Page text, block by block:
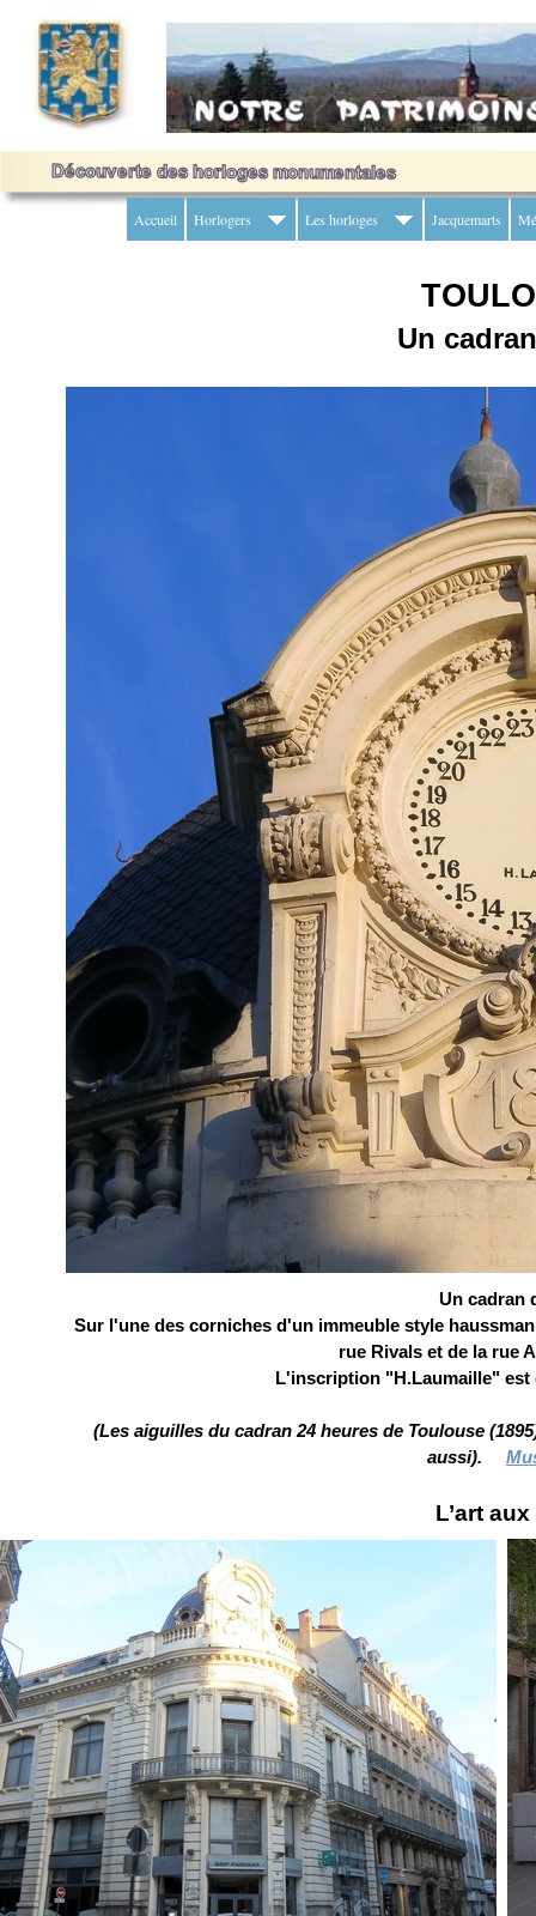
Accueil Horlogers Les horloges Jacquemarts
Un
Un cadran
Sur l'une des corniches d'un immeuble style
rue Rivals et de la rue
L'inscription "H.Laumaille" est
(Les aiguilles du cadran 24 heures de Toulouse
aussi).
L’art